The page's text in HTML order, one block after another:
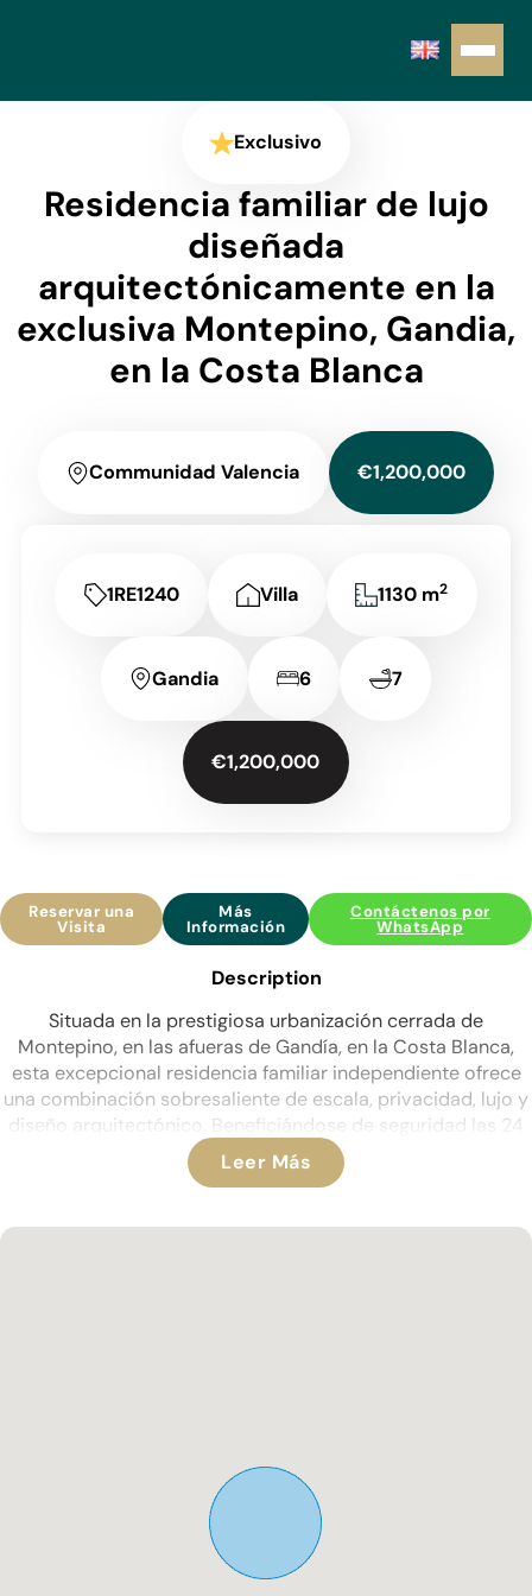
Exclusivo
Residencia familiar de lujo
diseñada
arquitectónicamente en la
exclusiva Montepino, Gandia,
en la Costa Blanca
Communidad Valencia €1,200,000
1RE1240 Villa 1130 m2
Gandia 6 7
€1,200,000
Reservar una
Visita
Más
Información
Contáctenos por
WhatsApp
Description
Situada en la prestigiosa urbanización cerrada de
Montepino, en las afueras de Gandía, en la Costa Blanca,
esta excepcional residencia familiar independiente ofrece
una combinación sobresaliente de escala, privacidad, lujo y
diseño arquitectónico. Beneficiándose de seguridad las 24
horas, la propiedad ocupa una posición envidiable rodeada
de paisajes naturales tranquilos, con hermosas vistas hacia
Desde el momento en que llegas, la casa deja una impresión
inmediata con su impresionante fachada y proporciones
Un conjunto de impresionantes puertas dobles de madera
Leer Más